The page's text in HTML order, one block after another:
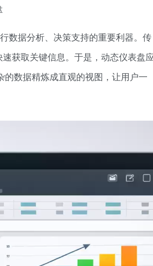
数据分析、决策支持的重要利器。传
获取关键信息。于是，动态仪表盘
的数据精炼成直观的视图，让用户一